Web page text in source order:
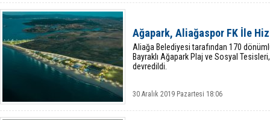
Ağapark, Aliağaspor FK İle
Aliağa Belediyesi tarafından 170
Bayraklı Ağapark Plaj ve Sosyal
devredildi.
30 Aralık 2019 Pazartesi 18:06